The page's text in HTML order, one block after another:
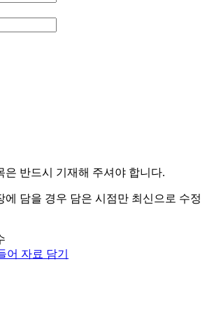
은 반드시 기재해 주셔야 합니다.
에 담을 경우 담은 시점만 최신으로 수정
어 자료 담기